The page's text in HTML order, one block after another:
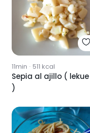
11min · 511 kcal
Sepia al ajillo ( lekue
)